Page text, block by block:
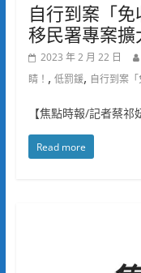
自行到案「免
移民署專案擴
2023 年 2 月 22 日
睛！ , 低罰鍰, 自行到案
【焦點時報/記者蔡
Read more